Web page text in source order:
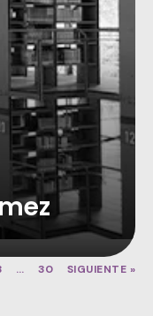
… 30 SIGUIENTE »